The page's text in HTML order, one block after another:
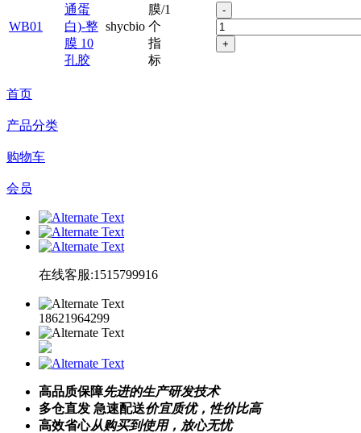
WB01
通蛋
白)-整
膜 10
孔胶
shycbio
膜/1
个
指
标
-
+
首页
产品分类
购物车
会员
在线客服:1515799916
18621964299
高品质保障先进的生产研发技术
多仓直发 急速配送价宜质优，性价比高
高效省心从购买到使用，放心无忧